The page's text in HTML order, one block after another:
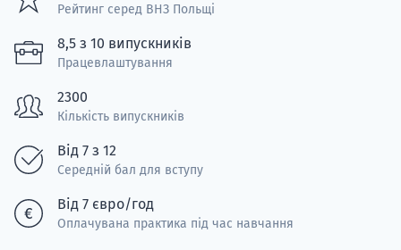
Рейтинг серед ВНЗ Польщі
8,5 з 10 випускників
Працевлаштування
2300
Кількість випускників
Від 7 з 12
Середній бал для вступу
Від 7 євро/год
Оплачувана практика під час навчання